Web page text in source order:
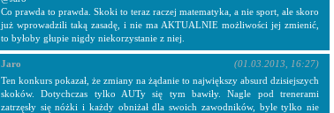
Co prawda to prawda. Skoki to teraz raczej matematyka, a nie sport, ale skoro
już wprowadzili taką zasadę, i nie ma AKTUALNIE możliwości jej zmienić,
to byłoby głupie nigdy niekorzystanie z niej.
Jaro
Ten konkurs pokazał, że zmiany na żądanie to największy absurd dzisiejszych
skoków. Dotychczas tylko AUTy się tym bawiły. Nagle pod trenerami
zatrzęsły się nóżki i każdy obniżał dla swoich zawodników, byle tylko nie
(01.03.2013, 16:27)